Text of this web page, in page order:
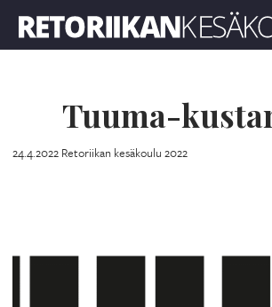
Tuuma-
24.4.2022 Retoriikan kesäkoulu 2022